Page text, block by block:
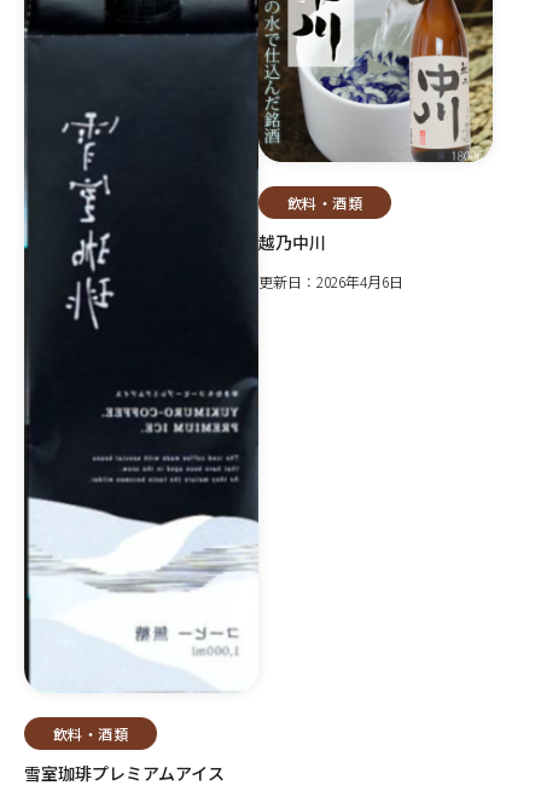
飲料・酒類
雪室珈琲プレミアムアイス
飲料・酒類
越乃中川
更新日：2026年4月6日